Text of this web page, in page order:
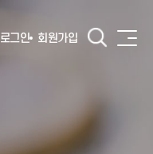
로그인 회원가입